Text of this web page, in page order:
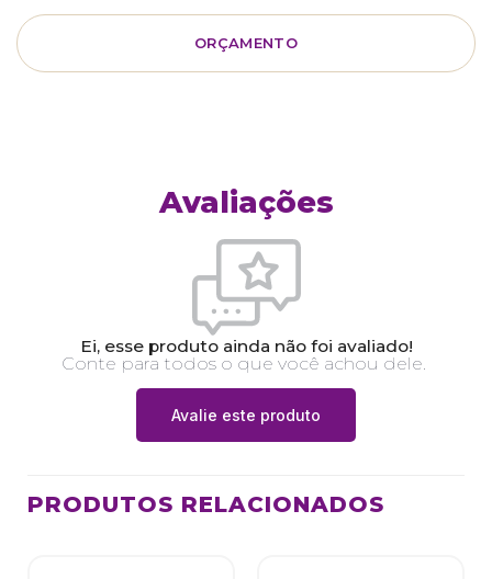
ORÇAMENTO
Avaliações
Ei, esse produto ainda não foi avaliado!
Conte para todos o que você achou dele.
Avalie este produto
PRODUTOS RELACIONADOS